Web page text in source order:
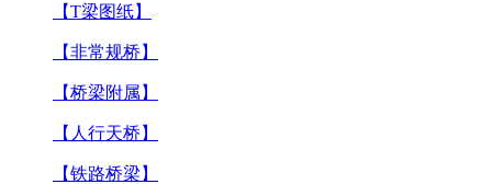
【T梁图纸】
【非常规桥】
【桥梁附属】
【人行天桥】
【铁路桥梁】